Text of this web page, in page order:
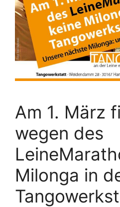
Am 1. März
wegen des
Milonga in